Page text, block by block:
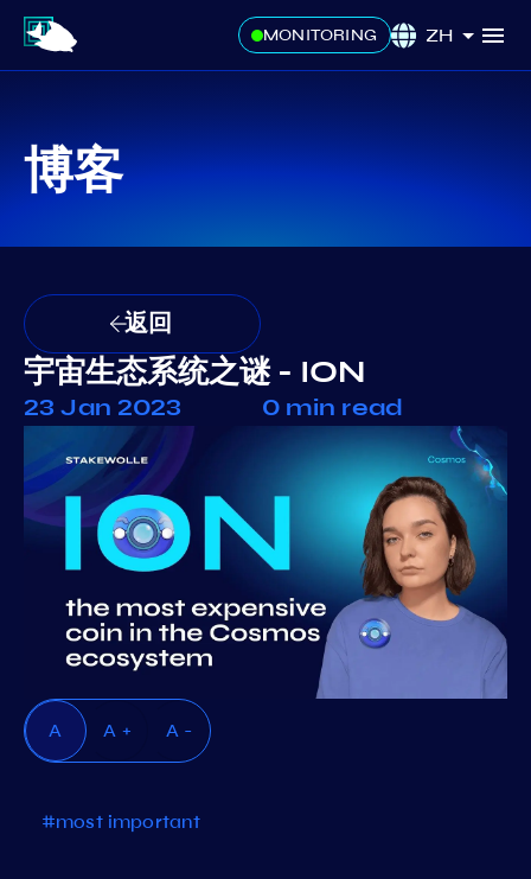
MONITORING ZH
博客
返回
宇宙生态系统之谜 - ION
23 Jan 2023 0 min read
A A + A -
#most important